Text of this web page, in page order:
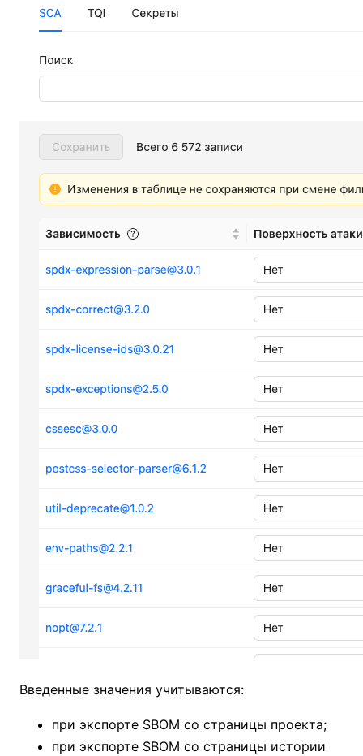
Введенные значения учитываются:
при экспорте SBOM со страницы проекта;
при экспорте SBOM со страницы истории